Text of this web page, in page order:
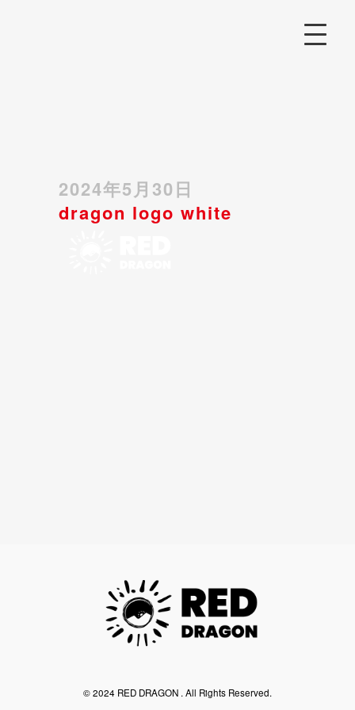
2024年5月30日
dragon logo white
©︎ 2024 RED DRAGON . All Rights Reserved.